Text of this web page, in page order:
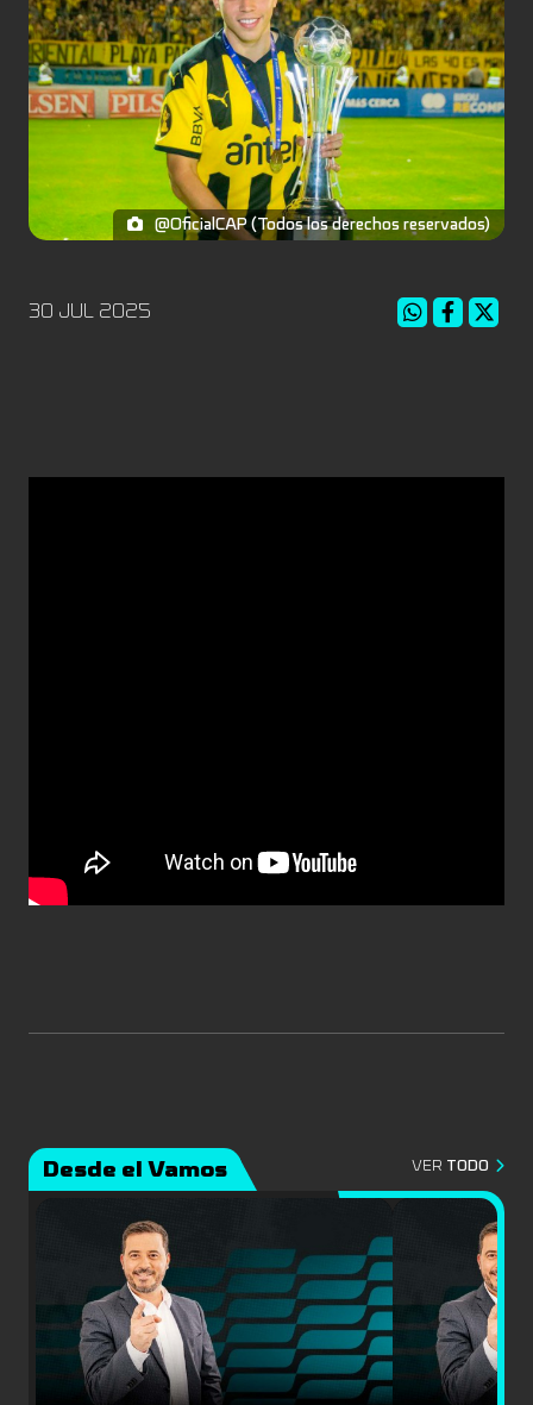
@OficialCAP (Todos los derechos reservados)
30 JUL 2025
Desde el Vamos VER TODO